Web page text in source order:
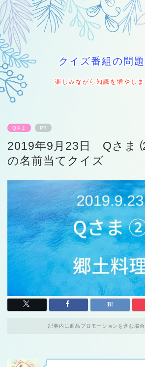
クイズ番組の問
楽しみながら知識を増やしま
Qさま PR
2019年9月23日 Qさま
の名前当てクイズ
記事内に商品プロモーションを含む場